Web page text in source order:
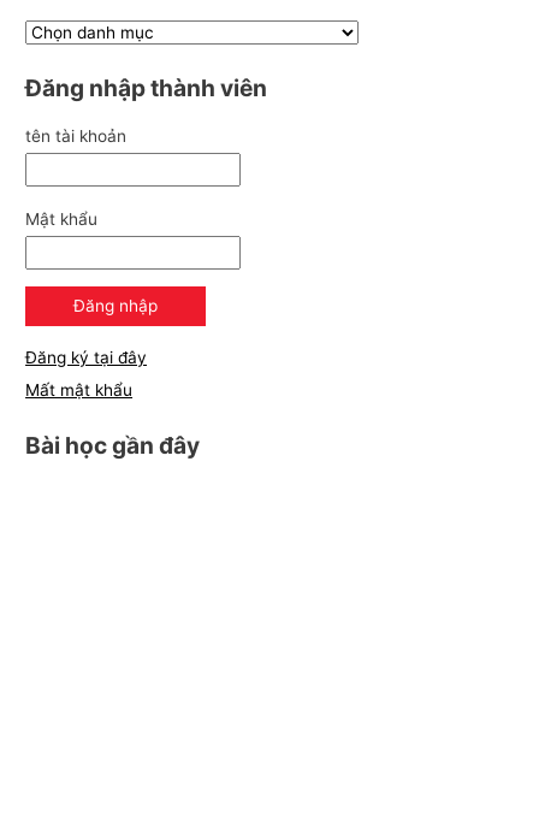
Đăng nhập thành viên
tên tài khoản
Mật khẩu
Đăng ký tại đây
Mất mật khẩu
Bài học gần đây